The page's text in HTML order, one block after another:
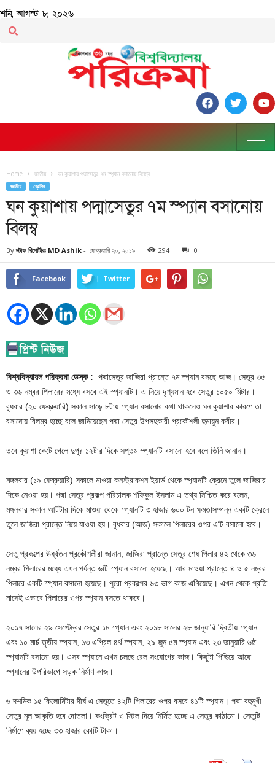
শনি, আগস্ট ৮, ২০২৬
Home জাতীয় ঘন কুয়াশায় পদ্মাসেতুর ৭ম স্প্যান বসানোয় বিলম্ব
জাতীয় ব্রেকিং
ঘন কুয়াশায় পদ্মাসেতুর ৭ম স্প্যান বসানোয়
বিলম্ব
By স্টাফ রিপোর্টারঃ MD Ashik - ফেব্রুয়ারি ২০, ২০১৯ 294 0
Facebook Twitter
বিশ্ববিদ্যায়ল পরিক্রমা ডেস্ক : পদ্মাসেতুর জাজিরা প্রান্তে ৭ম স্প্যান বসছে আজ। সেতুর ৩৫
ও ৩৬ নম্বর পিলারের মধ্যে বসবে এই স্প্যানটি। এ নি‌য়ে দৃশ্যমান হবে সেতুর ১০৫০ মিটার।
বুধবার (২০ ফেব্রুয়ারি) সকাল সাড়ে ৮টায় স্প্যান বসানোর কথা থাকলেও ঘন কুয়াশার কারণে তা
বসানোয় বিলম্ব হচ্ছে বলে জানিয়েছেন পদ্মা সেতুর উপসহকারী প্রকৌশলী হুমায়ুন কবীর।
তবে কুয়াশা কেটে গেলে দুপুর ১২টার দিকে সপ্তম স্প্যানটি বসানো হবে বলে তিনি জানান।
মঙ্গলবার (১৯ ফেব্রুয়ারি) সকালে মাওয়া কনস্ট্রাকশন ইয়ার্ড থেকে স্প্যানটি ক্রেনে তুলে জাজিরার
দিকে নেওয়া হয়। পদ্মা সেতুর প্রকল্প পরিচালক শফিকুল ইসলাম এ তথ্য নিশ্চিত করে বলেন,
মঙ্গলবার সকাল আটটার দিকে মাওয়া থেকে স্প্যানটি ৩ হাজার ৬০০ ট‌ন ক্ষমতাসম্পন্ন একটি ক্রেনে
তুলে জাজিরা প্রান্তে নিয়ে যাওয়া হয়। বুধবার (আজ) সকালে পিলারের ওপর এটি বসানো হবে।
সেতু প্রকল্পের ঊর্ধ্বতন প্রকৌশলীরা জানান, জাজিরা প্রান্তে সেতুর শেষ পিলার ৪২ থেকে ৩৬
নম্বর পিলারের মধ্যে এখন পর্যন্ত ৬টি স্প্যান বসানো হয়েছে। আর মাওয়া প্রান্তে ৪ ও ৫ নম্বর
পিলারে একটি স্প্যান বসানো হয়েছে। পুরো প্রকল্পের ৬৩ ভাগ কাজ এগিয়েছে। এখন থেকে প্রতি
মাসেই এভাবে পিলারের ওপর স্প্যান বসতে থাকবে।
২০১৭ সালের ২৯ সেপ্টেম্বর সেতুর ১ম স্প্যান এবং ২০১৮ সালের ২৮ জানুয়ারি দ্বিতীয় স্প্যান
এবং ১০ মার্চ তৃতীয় স্প্যান, ১৩ এপ্রিল ৪র্থ স্প্যান, ২৯ জুন ৫ম স্প্যান এবং ২৩ জানুয়ারি ৬ষ্ঠ
স্প্যানটি বসানো হয়। এসব স্প্যানে এখন চলছে রেল সংযোগের কাজ। কিছুটা পিছিয়ে আছে
স্প্যানের উপরিভাগে সড়ক নির্মাণ কাজ।
৬ দশমিক ১৫ কিলোমিটার দীর্ঘ এ সেতুতে ৪২টি পিলারের ওপর বসবে ৪১টি স্প্যান। পদ্মা বহুমুখী
সেতুর মূল আকৃতি হবে দোতলা। কংক্রিট ও স্টিল দিয়ে নির্মিত হচ্ছে এ সেতুর কাঠামো। সেতুটি
নির্মাণে ব্যয় হচ্ছে ৩৩ হাজার কোটি টাকা।